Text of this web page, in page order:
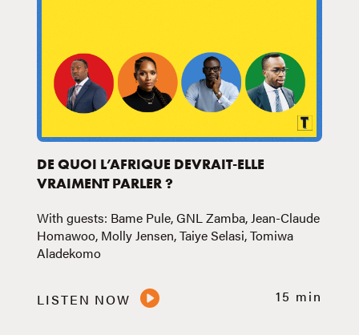
DE QUOI L’AFRIQUE DEVRAIT-ELLE
VRAIMENT PARLER ?
With guests: Bame Pule, GNL Zamba, Jean-Claude
Homawoo, Molly Jensen, Taiye Selasi, Tomiwa
Aladekomo
LISTEN NOW 15 min